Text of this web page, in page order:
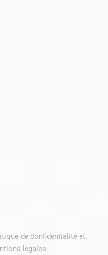
de confidentialité et
légales